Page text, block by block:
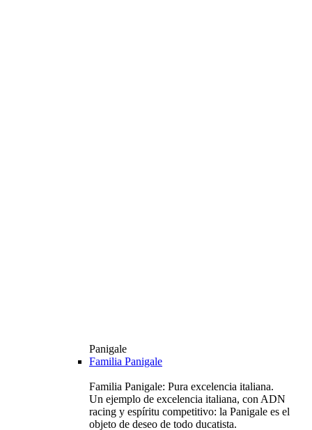
Panigale
Familia Panigale
Familia Panigale: Pura excelencia italiana.
Un ejemplo de excelencia italiana, con ADN
racing y espíritu competitivo: la Panigale es el
objeto de deseo de todo ducatista.